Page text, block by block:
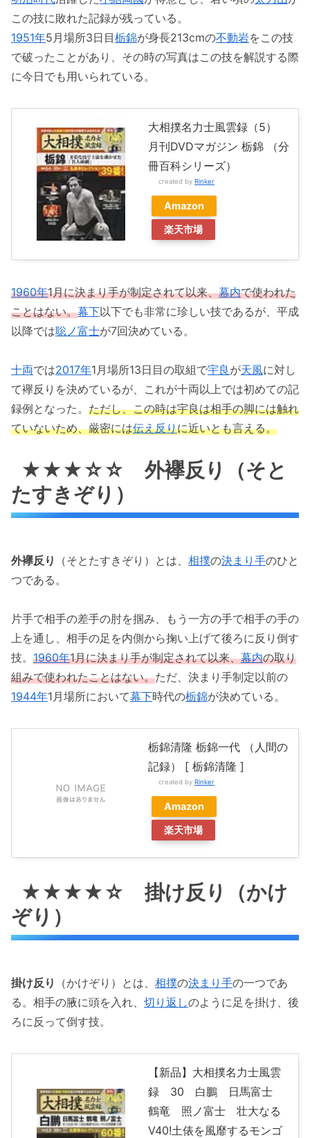
この技に敗れた記録が残っている。
1951年5月場所3日目栃錦が身長213cmの不動岩をこの技
で破ったことがあり、その時の写真はこの技を解説する際
に今日でも用いられている。
大相撲名力士風雲録（5）
月刊DVDマガジン 栃錦 （分
冊百科シリーズ）
created by Rinker
Amazon
楽天市場
1960年1月に決まり手が制定されて以来、幕内で使われた
ことはない。幕下以下でも非常に珍しい技であるが、平成
以降では聡ノ富士が7回決めている。
十両では2017年1月場所13日目の取組で宇良 が天風に対し
て襷反りを決めているが、これが十両以上では初めての記
録例となった。 ただし、この時は宇良は相手の脚には触れ
ていないため、厳密には伝え反りに近いとも言える。
★★★☆☆ 外襷反り（そと
たすきぞり）
外襷反り （そとたすきぞり）とは、 相撲の決まり手のひと
つである。
片手で相手の差手の肘を掴み、もう一方の手で相手の手の
上を通し、相手の足を内側から掬い上げて後ろに反り倒す
技。 1960年1月に決まり手が制定されて以来、幕内の取り
組みで使われたことはない。ただ、決まり手制定以前の
1944年1月場所において幕下時代の栃錦が決めている。
栃錦清隆 栃錦一代 （人間の
記録） [ 栃錦清隆 ]
created by Rinker
Amazon
楽天市場
★★★★☆ 掛け反り（かけ
ぞり）
掛け反り （かけぞり）とは、 相撲の決まり手の一つであ
る。相手の腋に頭を入れ、 切り返しのように足を掛け、後
ろに反って倒す技。
【新品】大相撲名力士風雲
録 30 白鵬 日馬富士
鶴竜 照ノ富士 壮大なる
V40!土俵を風靡するモンゴ